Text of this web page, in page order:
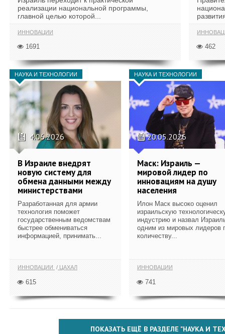
реализации национальной программы,
главной целью которой...
ИННОВАЦИИ
1691 462
НАУКА И ТЕХНОЛОГИИ
4.06.2026
В Израиле внедрят
новую систему для
обмена данными между
министерствами
Разработанная для армии
технология поможет
государственным ведомствам
быстрее обмениваться
информацией, принимать...
ИННОВАЦИИ ЦАХАЛ
615
НАУКА И ТЕХНОЛОГИИ
20.05.2026
Маск: Израиль —
мировой лидер по
инновациям на душу
населения
Илон Маск высоко оценил
израильскую
индустрию и назвал
одним из мировых лидеров
количеству...
ИННОВАЦИИ
741
ПОКАЗАТЬ ЕЩЁ В РАЗДЕЛЕ "НАУКА И